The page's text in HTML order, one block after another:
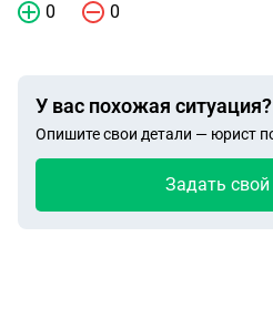
0 0
У вас похожая ситуация?
Опишите свои детали — юрист
Задать